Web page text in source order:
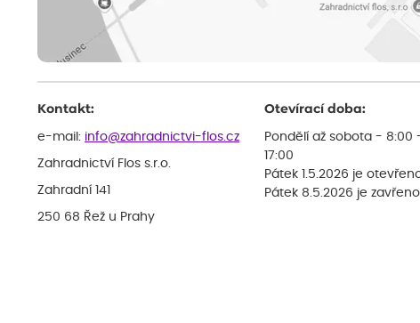
Kontakt:
e-mail: info@zahradnictvi-flos.cz
Zahradnictví Flos s.r.o.
Zahradní 141
250 68 Řež u Prahy
Otevírací doba:
Pondělí až sobota - 8:00
17:00
Pátek 1.5.2026 je
Pátek 8.5.2026 je zavřeno